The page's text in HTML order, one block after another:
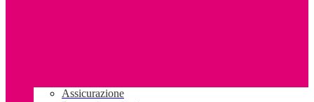
Assicurazione